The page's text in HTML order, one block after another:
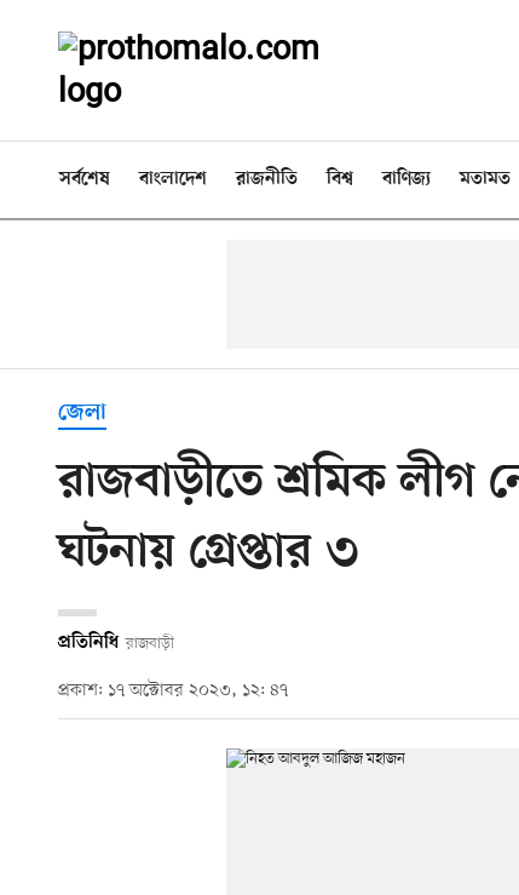
সর্বশেষ বাংলাদেশ রাজনীতি বিশ্ব বাণিজ্য মতামত
জেলা
রাজবাড়ীতে শ্রমিক লীগ
ঘটনায় গ্রেপ্তার ৩
প্রতিনিধি রাজবাড়ী
প্রকাশ: ১৭ অক্টোবর ২০২৩, ১২: ৪৭